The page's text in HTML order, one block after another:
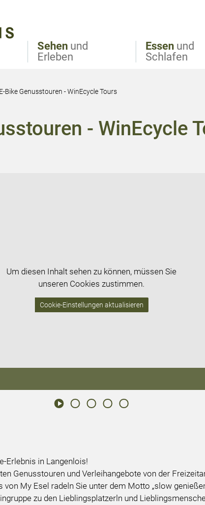
Sehen und
Erleben
Essen und
Schlafen
E-Bike Genusstouren - WinEcycle Tours
- WinEcycle
Um diesen Inhalt sehen zu können, müssen Sie
unseren Cookies zustimmen.
Cookie-Einstellungen aktualisieren
Erlebnis in Langenlois!
Genusstouren und Verleihangebote von der
von My Esel radeln Sie unter dem Motto „slow
zu den Lieblingsplatzerln und